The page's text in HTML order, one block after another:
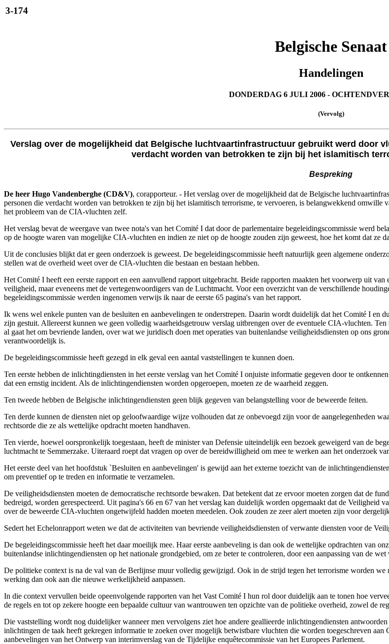
3-174
Belgische Senaat
Handelingen
DONDERDAG 6 JULI 2006 -
(Vervolg)
Verslag over de mogelijkheid dat Belgische luchtvaartinfrastructuur gebruikt werd door
verdacht worden van betrokken te zijn bij het islamitisch
Bespreking
De heer Hugo Vandenberghe (CD&V), corapporteur. - Het verslag over de mogelijkheid dat de Belgische
personen die verdacht worden van betrokken te zijn bij het islamitisch terrorisme, te vervoeren, is belangwekkend omwille
het probleem van de CIA-vluchten zelf.
Het verslag bevat de weergave van twee nota's van het Comité I dat door de parlementaire begeleidingscommissie werd
op de hoogte waren van mogelijke CIA-vluchten en indien ze niet op de hoogte zouden zijn geweest, hoe het komt dat ze
Uit de conclusies blijkt dat er geen onderzoek is geweest. De begeleidingscommissie heeft natuurlijk geen algemene
stellen wat de overheid weet over de CIA-vluchten die bestaan en bestaan hebben.
Het Comité I heeft een eerste rapport en een aanvullend rapport uitgebracht. Beide rapporten maakten het voorwerp uit
veiligheid, maar eveneens met de vertegenwoordigers van de Luchtmacht. Voor een overzicht van de verschillende
begeleidingscommissie werden ingenomen verwijs ik naar de eerste 65 pagina's van het rapport.
Ik wens wel enkele punten van de besluiten en aanbevelingen te onderstrepen. Daarin wordt duidelijk dat het Comité I en
zijn gestuit. Allereerst kunnen we geen volledig waarheidsgetrouw verslag uitbrengen over de eventuele CIA-vluchten.
al gaat het om bevriende landen, over wat we juridisch doen met operaties van buitenlandse veiligheidsdiensten op ons
verantwoordelijk is.
De begeleidingscommissie heeft gezegd in elk geval een aantal vaststellingen te kunnen doen.
Ten eerste hebben de inlichtingdiensten in het eerste verslag van het Comité I onjuiste informatie gegeven door te
dat een ernstig incident. Als de inlichtingendiensten worden opgeroepen, moeten ze de waarheid zeggen.
Ten tweede hebben de Belgische inlichtingendiensten geen blijk gegeven van belangstelling voor de beweerde feiten.
Ten derde kunnen de diensten niet op geloofwaardige wijze volhouden dat ze onbevoegd zijn voor de aangelegenheden
rechtsorde die ze als wettelijke opdracht moeten handhaven.
Ten vierde, hoewel oorspronkelijk toegestaan, heeft de minister van Defensie uiteindelijk een bezoek geweigerd van de
luchtmacht te Semmerzake. Uiteraard roept dat vragen op over de bereidwilligheid om mee te werken aan het onderzoek
Het eerste deel van het hoofdstuk `Besluiten en aanbevelingen' is gewijd aan het externe toezicht van de
om preventief op te treden en informatie te verzamelen.
De veiligheidsdiensten moeten de democratische rechtsorde bewaken. Dat betekent dat ze ervoor moeten zorgen dat de
bedreigd, worden gerespecteerd. Uit pagina's 66 en 67 van het verslag kan duidelijk worden opgemaakt dat de Veiligheid
over de beweerde CIA-vluchten ongetwijfeld hadden moeten meedelen. Ook zouden ze zeer alert moeten zijn voor
Sedert het Echelonrapport weten we dat de activiteiten van bevriende veiligheidsdiensten of verwante diensten voor de
De begeleidingscommissie heeft het daar moeilijk mee. Haar eerste aanbeveling is dan ook de wettelijke opdrachten van
buitenlandse inlichtingendiensten op het nationale grondgebied, om ze beter te controleren, door een aanpassing van de
De politieke context is na de val van de Berlijnse muur volledig gewijzigd. Ook in de strijd tegen het terrorisme worden
werking dan ook aan die nieuwe werkelijkheid aanpassen.
In die context vervullen beide opeenvolgende rapporten van het Vast Comité I hun rol door duidelijk aan te tonen hoe
de regels en tot op zekere hoogte een bepaalde cultuur van wantrouwen ten opzichte van de politieke overheid, zowel de
Die vaststelling wordt nog duidelijker wanneer men vervolgens ziet hoe andere geallieerde inlichtingendiensten
inlichtingen de taak heeft gekregen informatie te zoeken over mogelijk betwistbare vluchten die worden toegeschreven
aanbevelingen van het Ontwerp van interimverslag van de Tijdelijke enquêtecommissie van het Europees Parlement.